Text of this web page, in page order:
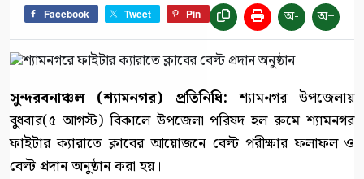
Facebook Tweet Pin অ- অ+
সুন্দরবনাঞ্চল (শ্যামনগর) প্রতিনিধি: শ্যামনগর উপজেলায়
বুধবার(৫ আগস্ট) বিকালে উপজেলা পরিষদ হল রুমে শ্যামনগর
ফাইটার ক্যারাতে ক্লাবের আয়োজনে বেল্ট পরীক্ষার ফলাফল ও
বেল্ট প্রদান অনুষ্ঠান করা হয়।